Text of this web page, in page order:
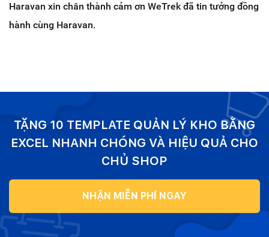
Haravan xin chân thành cảm ơn WeTrek đã tin tưởng đồng
hành cùng Haravan.
TẶNG 10 TEMPLATE QUẢN LÝ KHO BẰNG
EXCEL NHANH CHÓNG VÀ HIỆU QUẢ CHO
CHỦ SHOP
NHẬN MIỄN PHÍ NGAY